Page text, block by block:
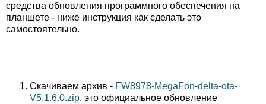
средства обновления программного обеспечения на
планшете - ниже инструкция как сделать это
самостоятельно.
Скачиваем архив - FW8978-MegaFon-delta-ota-
V5.1.6.0.zip, это официальное обновление